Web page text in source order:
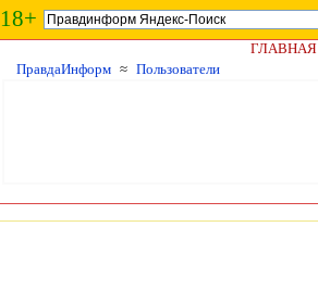
18+
ГЛАВНАЯ
ПравдаИнформ ≈ Пользователи